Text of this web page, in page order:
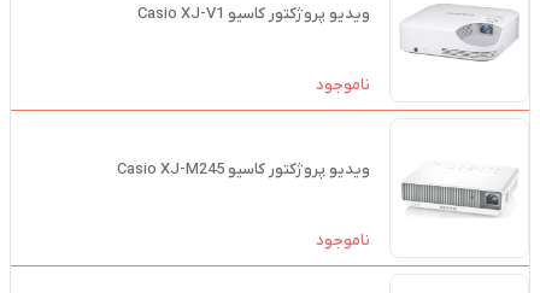
ویدیو پروژکتور کاسیو Casio XJ-V1
ناموجود
ویدیو پروژکتور کاسیو Casio XJ-M245
ناموجود